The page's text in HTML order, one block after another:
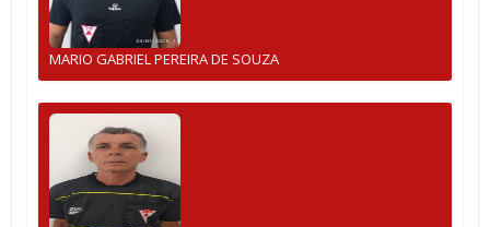
MARIO GABRIEL PEREIRA DE SOUZA